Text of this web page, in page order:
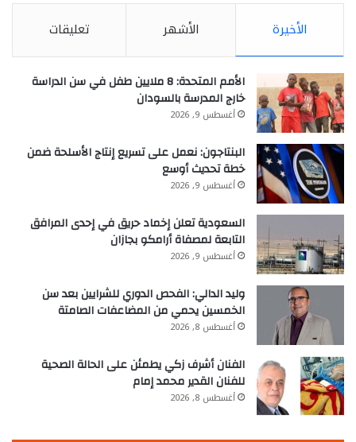
الأخيرة الأشهر تعليقات
الأمم المتحدة: 8 ملايين طفل في سن الدراسة
خارج المدرسة بالسودان
أغسطس 9, 2026
البنتاجون: نعمل على تسريع إنتاج الأسلحة ضمن
خطة تحديث أوسع
أغسطس 9, 2026
السعودية تعلن إخماد حريق في إحدى المرافق
التابعة لمصفاة أرامكو بجازان
أغسطس 9, 2026
وليد الدالي: الفحص الدوري للشرايين بعد سن
الخمسين يحمي من المضاعفات الصامتة
أغسطس 8, 2026
الفنان أشرف زكي يطمئن على الحالة الصحية
للفنان القدير محمد إمام
أغسطس 8, 2026